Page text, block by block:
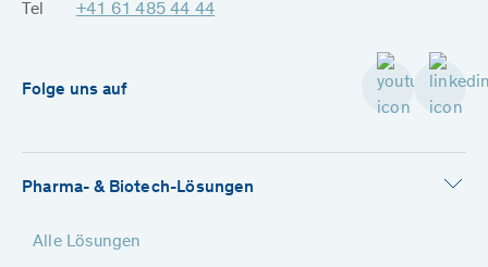
Tel +41 61 485 44 44
Folge uns auf
Pharma- & Biotech-Lösungen
Alle Lösungen